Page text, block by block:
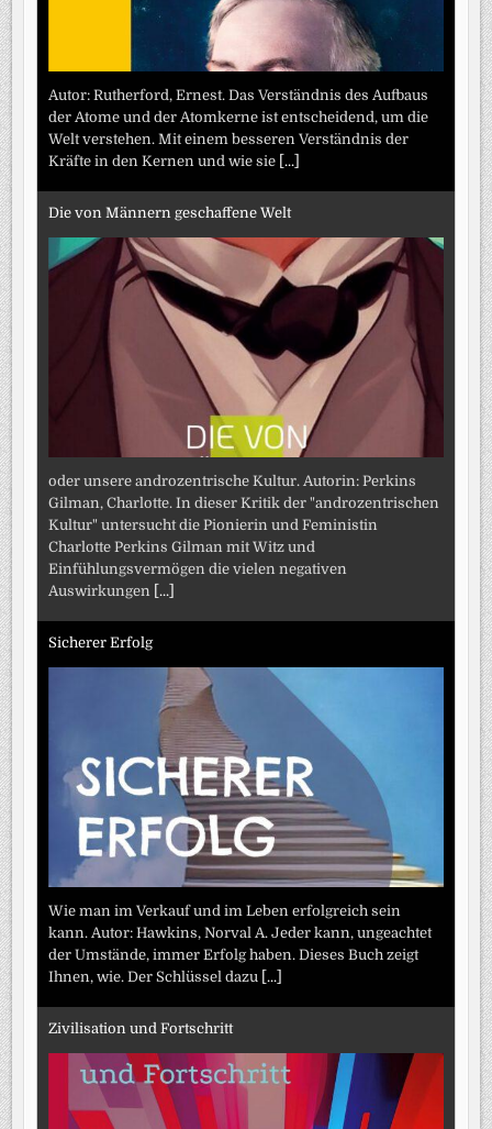
Autor: Rutherford, Ernest. Das Verständnis des Aufbaus
der Atome und der Atomkerne ist entscheidend, um die
Welt verstehen. Mit einem besseren Verständnis der
Kräfte in den Kernen und wie sie [...]
Die von Männern geschaffene Welt
oder unsere androzentrische Kultur. Autorin: Perkins
Gilman, Charlotte. In dieser Kritik der "androzentrischen
Kultur" untersucht die Pionierin und Feministin
Charlotte Perkins Gilman mit Witz und
Einfühlungsvermögen die vielen negativen
Auswirkungen [...]
Sicherer Erfolg
Wie man im Verkauf und im Leben erfolgreich sein
kann. Autor: Hawkins, Norval A. Jeder kann, ungeachtet
der Umstände, immer Erfolg haben. Dieses Buch zeigt
Ihnen, wie. Der Schlüssel dazu [...]
Zivilisation und Fortschritt